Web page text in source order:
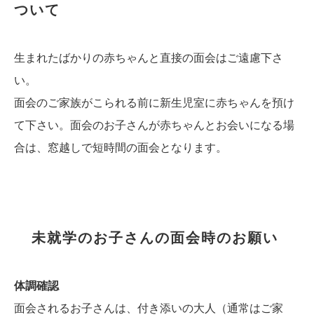
ついて
生まれたばかりの赤ちゃんと直接の面会はご遠慮下さ
い。
面会のご家族がこられる前に新生児室に赤ちゃんを預け
て下さい。面会のお子さんが赤ちゃんとお会いになる場
合は、窓越しで短時間の面会となります。
未就学のお子さんの面会時のお願い
体調確認
面会されるお子さんは、付き添いの大人（通常はご家